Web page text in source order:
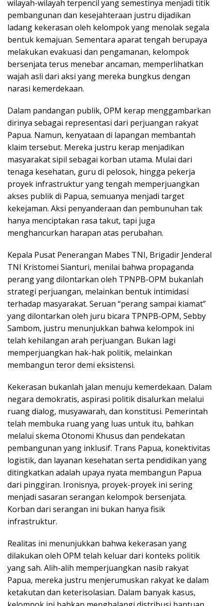
wilayah-wilayah terpencil yang semestinya menjadi titik
pembangunan dan kesejahteraan justru dijadikan
ladang kekerasan oleh kelompok yang menolak segala
bentuk kemajuan. Sementara aparat tengah berupaya
melakukan evakuasi dan pengamanan, kelompok
bersenjata terus menebar ancaman, memperlihatkan
wajah asli dari aksi yang mereka bungkus dengan
narasi kemerdekaan.
Dalam pandangan publik, OPM kerap menggambarkan
dirinya sebagai representasi dari perjuangan rakyat
Papua. Namun, kenyataan di lapangan membantah
klaim tersebut. Mereka justru kerap menjadikan
masyarakat sipil sebagai korban utama. Mulai dari
tenaga kesehatan, guru di pelosok, hingga pekerja
proyek infrastruktur yang tengah memperjuangkan
akses publik di Papua, semuanya menjadi target
kekejaman. Aksi penyanderaan dan pembunuhan tak
hanya menciptakan rasa takut, tapi juga
menghancurkan harapan atas perubahan.
Kepala Pusat Penerangan Mabes TNI, Brigadir Jenderal
TNI Kristomei Sianturi, menilai bahwa propaganda
perang yang dilontarkan oleh TPNPB-OPM bukanlah
strategi perjuangan, melainkan bentuk intimidasi
terhadap masyarakat. Seruan “perang sampai kiamat”
yang dilontarkan oleh juru bicara TPNPB-OPM, Sebby
Sambom, justru menunjukkan bahwa kelompok ini
telah kehilangan arah perjuangan. Bukan lagi
memperjuangkan hak-hak politik, melainkan
membangun teror demi eksistensi.
Kekerasan bukanlah jalan menuju kemerdekaan. Dalam
negara demokratis, aspirasi politik disalurkan melalui
ruang dialog, musyawarah, dan konstitusi. Pemerintah
telah membuka ruang yang luas untuk itu, bahkan
melalui skema Otonomi Khusus dan pendekatan
pembangunan yang inklusif. Trans Papua, konektivitas
logistik, dan layanan kesehatan serta pendidikan yang
ditingkatkan adalah upaya nyata membangun Papua
dari pinggiran. Ironisnya, proyek-proyek ini sering
menjadi sasaran serangan kelompok bersenjata.
Korban dari serangan ini bukan hanya fisik
infrastruktur.
Realitas ini menunjukkan bahwa kekerasan yang
dilakukan oleh OPM telah keluar dari konteks politik
yang sah. Alih-alih memperjuangkan nasib rakyat
Papua, mereka justru menjerumuskan rakyat ke dalam
ketakutan dan keterisolasian. Dalam banyak kasus,